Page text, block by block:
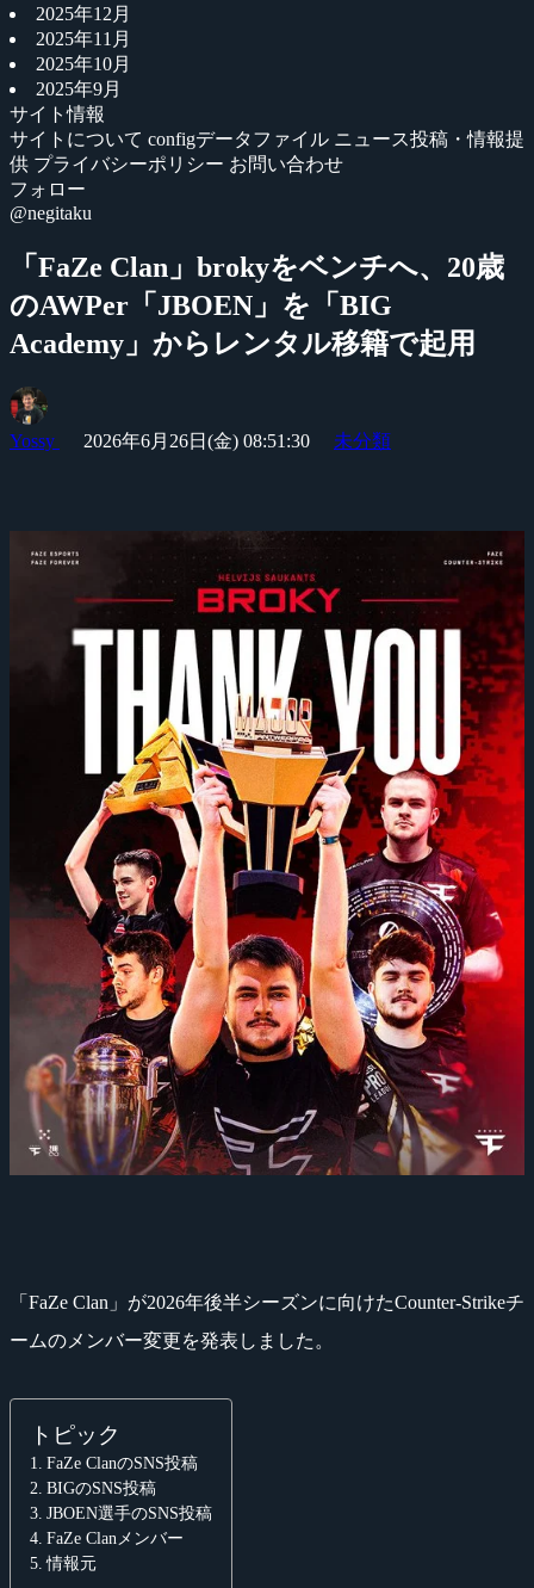
2025年12月
2025年11月
2025年10月
2025年9月
サイト情報
サイトについて configデータファイル ニュース投稿・情報提
供 プライバシーポリシー お問い合わせ
フォロー
@negitaku
「FaZe Clan」brokyをベンチへ、20歳
のAWPer「JBOEN」を「BIG
Academy」からレンタル移籍で起用
Yossy 2026年6月26日(金) 08:51:30 未分類
「FaZe Clan」が2026年後半シーズンに向けたCounter-Strikeチ
ームのメンバー変更を発表しました。
トピック
FaZe ClanのSNS投稿
BIGのSNS投稿
JBOEN選手のSNS投稿
FaZe Clanメンバー
情報元